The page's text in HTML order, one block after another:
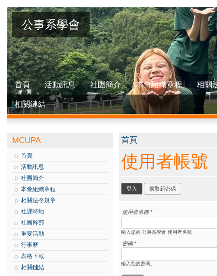
公事系學會
首頁 活動訊息 社團簡介 本會組織章程 相關
相關鏈結
MCUPA
首頁
活動訊息
社團簡介
本會組織章程
相關法令規章
社課時地
社團幹部
重要活動
行事曆
表格下載
相關鏈結
您在這裡
首頁
使用者帳號
主要索引標籤
登入 (作用中頁籤)
索取新密碼
使用者名稱*
輸入您的 公事系學會 使用者名稱
密碼*
輸入您的密碼。